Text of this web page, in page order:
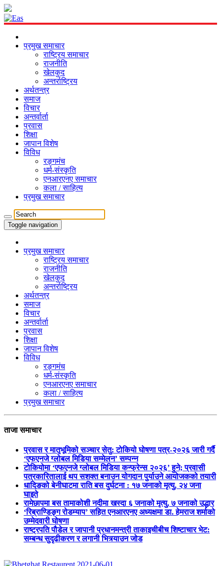
प्रमुख समाचार
राष्ट्रिय समाचार
राजनीति
खेलकुद
अन्तर्राष्ट्रिय
अर्थतन्त्र
समाज
विचार
अन्तर्वार्ता
प्रवास
शिक्षा
जापान विशेष
विविध
रङ्गमंच
धर्म-संस्कृति
एनआरएनए समाचार
कला / साहित्य
प्रमुख समाचार
Toggle navigation
प्रमुख समाचार
राष्ट्रिय समाचार
राजनीति
खेलकुद
अन्तर्राष्ट्रिय
अर्थतन्त्र
समाज
विचार
अन्तर्वार्ता
प्रवास
शिक्षा
जापान विशेष
विविध
रङ्गमंच
धर्म-संस्कृति
एनआरएनए समाचार
कला / साहित्य
प्रमुख समाचार
ताजा समाचार
प्रवास र मातृभूमिको सञ्चार सेतु: टोकियो घोषणा पत्र-२०२६ जारी गर्दै
‘एफएनजे ग्लोबल मिडिया सम्मेलन’ सम्पन्न
टोकियोमा ‘एफएनजे ग्लोबल मिडिया कन्फ्रेन्स २०२६’ हुने; प्रवासी
पत्रकारितालाई थप सशक्त बनाउन योगदान पुर्याउने आयोजकको तयारी
धादिङको बेनीघाटमा राति बस दुर्घटना : १७ जनाको मृत्यु, २४ जना
घाइते
रामेछापमा बस तामाकोशी नदीमा खस्दा ६ जनाको मृत्यु, ७ जनाको उद्धार
‘रिब्राण्डिङ्ग रोडम्याप’ सहित एनआरएनए अध्यक्षमा डा. हेमराज शर्माको
उम्मेदवारी घोषणा
राष्ट्रपति पौडेल र जापानी प्रधानमन्त्री ताकाइचीबीच शिष्टाचार भेट:
सम्बन्ध सुदृढीकरण र लगानी भित्र्याउन जोड